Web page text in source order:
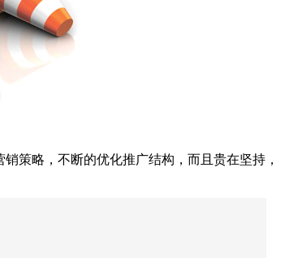
策略，不断的优化推广结构，而且贵在坚持，